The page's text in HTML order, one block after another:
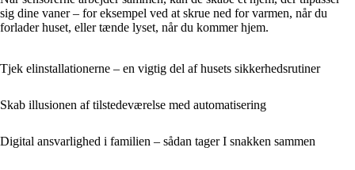
sig dine vaner – for eksempel ved at skrue ned for varmen, når du
forlader huset, eller tænde lyset, når du kommer hjem.
Tjek elinstallationerne – en vigtig del af husets sikkerhedsrutiner
Skab illusionen af tilstedeværelse med automatisering
Digital ansvarlighed i familien – sådan tager I snakken sammen